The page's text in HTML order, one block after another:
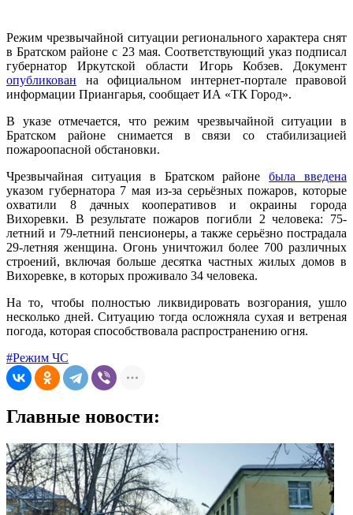
Режим чрезвычайной ситуации регионального характера снят
в Братском районе с 23 мая. Соответствующий указ подписал
губернатор Иркутской области Игорь Кобзев. Документ
опубликован на официальном интернет-портале правовой
информации Приангарья, сообщает ИА «ТК Город».
В указе отмечается, что режим чрезвычайной ситуации в
Братском районе снимается в связи со стабилизацией
пожароопасной обстановки.
Чрезвычайная ситуация в Братском районебыла введена
указом губернатора 7 мая из-за серьёзных пожаров, которые
охватили 8 дачных кооперативов и окраины города
Вихоревки. В результате пожаров погибли 2 человека: 75-
летний и 79-летний пенсионеры, а также серьёзно пострадала
29-летняя женщина. Огонь уничтожил более 700 различных
строений, включая больше десятка частных жилых домов в
Вихоревке, в которых проживало 34 человека.
На то, чтобы полностью ликвидировать возгорания, ушло
несколько дней. Ситуацию тогда осложняла сухая и ветреная
погода, которая способствовала распространению огня.
#Режим ЧС
Главные новости: